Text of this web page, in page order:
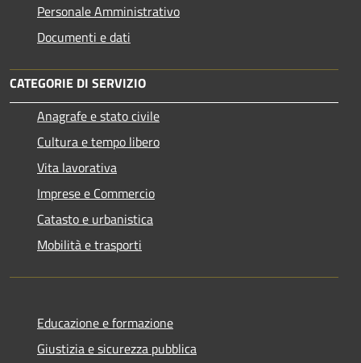
Personale Amministrativo
Documenti e dati
CATEGORIE DI SERVIZIO
Anagrafe e stato civile
Cultura e tempo libero
Vita lavorativa
Imprese e Commercio
Catasto e urbanistica
Mobilità e trasporti
Educazione e formazione
Giustizia e sicurezza pubblica